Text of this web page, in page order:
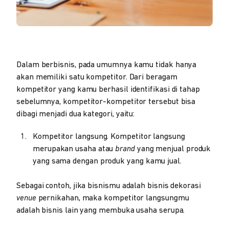
Dalam berbisnis, pada umumnya kamu tidak hanya
akan memiliki satu kompetitor. Dari beragam
kompetitor yang kamu berhasil identifikasi di tahap
sebelumnya, kompetitor-kompetitor tersebut bisa
dibagi menjadi dua kategori, yaitu:
Kompetitor langsung. Kompetitor langsung
merupakan usaha atau brandyang menjual produk
yang sama dengan produk yang kamu jual.
Sebagai contoh, jika bisnismu adalah bisnis dekorasi
venue pernikahan, maka kompetitor langsungmu
adalah bisnis lain yang membuka usaha serupa.